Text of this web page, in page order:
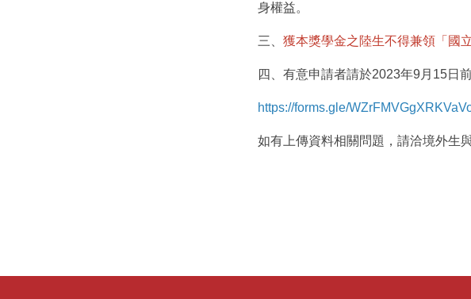
身權益。
三、獲本獎學金之陸生不得兼領「國
四、有意申請者請於2023年9月15日
https://forms.gle/
如有上傳資料相關問題，請洽境外生